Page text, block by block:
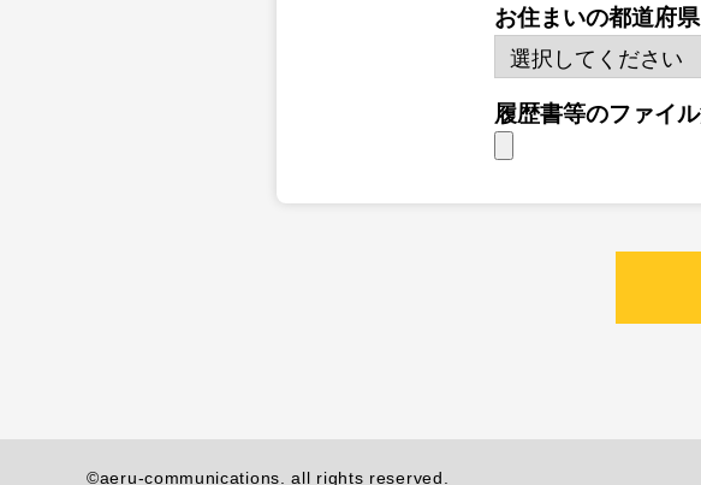
お住まいの都道府県
履歴書等のファイ
©aeru-communications. all rights reserved.